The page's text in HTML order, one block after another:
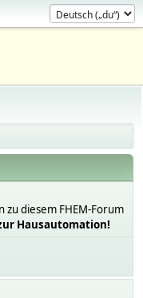
zu diesem FHEM-Forum
Hausautomation!